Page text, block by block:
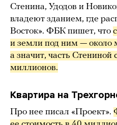
Стенина, Удодов и
владеют зданием, где
Восток». ФБК пишет, что
и земли под ним — около
а значит, часть Стениной
миллионов.
Квартира на
Про нее писал «Проект».